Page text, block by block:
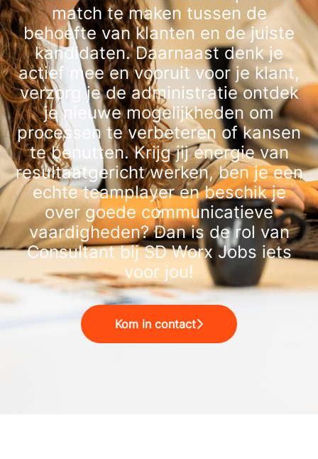
match te maken tussen de
behoefte van klanten en de juiste
kandidaten. Daarnaast denk je
actief mee en vooruit voor je klant,
verzorg je de administratie ontdek
je nieuwe mogelijkheden om
processen te verbeteren of kansen
te benutten. Krijg jij energie van
resultaatgericht werken, ben je een
echte teamplayer en beschik je
over goede communicatieve
vaardigheden? Dan is de rol van
Consultant bij SD Worx Jobs iets
voor jou!
Kom in contact